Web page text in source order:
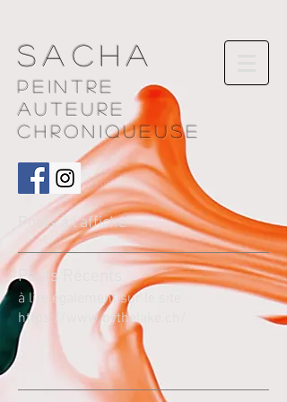
Sacha
Peintre
AUTEURE
chroniqueuse
Posts à l'affiche
Pos ts Récents
à lire également sur le site
https://www.bythelake.ch/